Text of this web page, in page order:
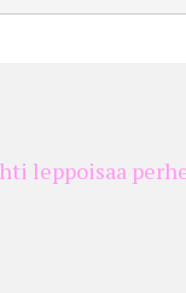
leppoisaa